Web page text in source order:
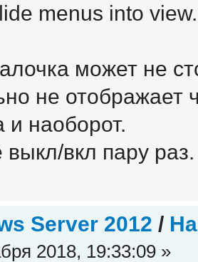
menus into view.
может не
не отображает
и наоборот.
вкл пару раз.
Server 2012 /
2018, 19:33:09 »